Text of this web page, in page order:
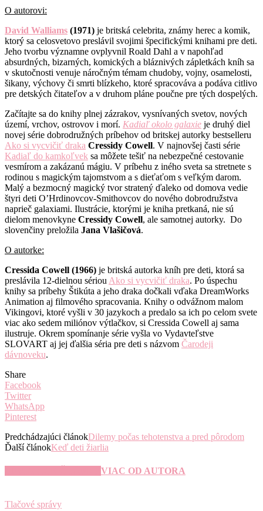
O autorovi:
David Walliams (1971) je britská celebrita, známy herec a komik,
ktorý sa celosvetovo preslávil svojimi špecifickými knihami pre deti.
Jeho tvorbu významne ovplyvnil Roald Dahl a v napohľad
absurdných, bizarných, komických a bláznivých zápletkách kníh sa
v skutočnosti venuje náročným témam chudoby, vojny, osamelosti,
šikany, výchovy či smrti blízkeho, ktoré spracováva a podáva citlivo
pre detských čitateľov a v druhom pláne poučne pre tých dospelých.
Začítajte sa do knihy plnej zázrakov, vysnívaných svetov, nových
území, vrchov, ostrovov i morí. Kadiaľ okolo galaxie je druhý diel
novej série dobrodružných príbehov od britskej autorky bestselleru
Ako si vycvičiť draka Cressidy Cowell. V najnovšej časti série
Kadiaľ do kamkoľvek sa môžete tešiť na nebezpečné cestovanie
vesmírom a zakázanú mágiu. V príbehu z iného sveta sa stretnete s
rodinou s magickým tajomstvom a s dieťaťom s veľkým darom.
Malý a bezmocný magický tvor stratený ďaleko od domova vedie
štyri deti O’Hrdinovcov-Smithovcov do nového dobrodružstva
naprieč galaxiami. Ilustrácie, ktorými je kniha pretkaná, nie sú
dielom menovkyne Cressidy Cowell, ale samotnej autorky. Do
slovenčiny preložila Jana Vlašičová.
O autorke:
Cressida Cowell (1966) je britská autorka kníh pre deti, ktorá sa
preslávila 12-dielnou sériou Ako si vycvičiť draka. Po úspechu
knihy sa príbehy Štikúta a jeho draka dočkali vďaka DreamWorks
Animation aj filmového spracovania. Knihy o odvážnom malom
Vikingovi, ktoré vyšli v 30 jazykoch a predalo sa ich po celom svete
viac ako sedem miliónov výtlačkov, si Cressida Cowell aj sama
ilustruje. Okrem spomínanje série vyšla vo Vydavteľstve
SLOVART aj jej ďalšia séria pre deti s názvom Čarodeji
dávnoveku.
Share
Facebook
Twitter
WhatsApp
Pinterest
Predchádzajúci článokDilemy počas tehotenstva a pred pôrodom
Ďalší článokKeď deti žiarlia
VIAC OD AUTORA
Tlačové správy